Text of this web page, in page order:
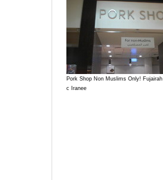
Pork Shop Non Muslims Only! Fujairah
c Iranee